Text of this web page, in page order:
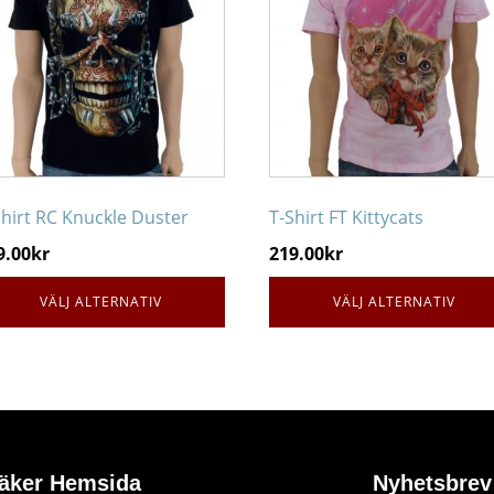
RC Knuckle Duster
kr
VÄLJ ALTERNATIV
T-Shirt FT Kittycats
219.00kr
VÄLJ ALTERNATIV
varianter.
alternativen
väljas
på
produktsidan
Hemsida Nyhetsbrev